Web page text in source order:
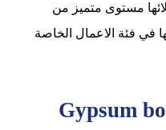
مستوى متميز من
في فئة الاعمال الخاصة
Gypsum